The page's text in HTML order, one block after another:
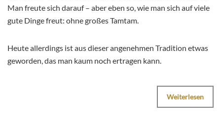
Man freute sich darauf – aber eben so, wie man sich auf viele
gute Dinge freut: ohne großes Tamtam.
Heute allerdings ist aus dieser angenehmen Tradition etwas
geworden, das man kaum noch ertragen kann.
Weiterlesen